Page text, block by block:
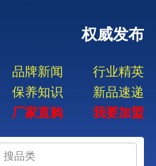
权威发布
品牌新闻
行业精英
保养知识
新品速递
厂家直购 我要加盟